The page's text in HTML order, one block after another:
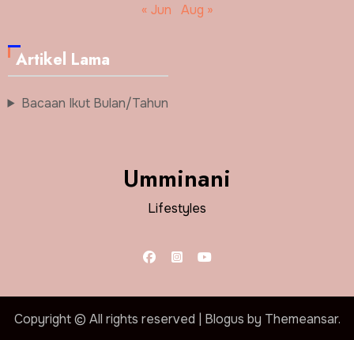
« Jun Aug »
Artikel Lama
Bacaan Ikut Bulan/Tahun
Umminani
Lifestyles
Copyright © All rights reserved | Blogus by Themeansar.